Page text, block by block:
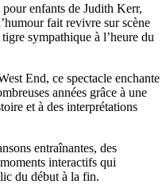
enfants de Judith Kerr,
fait revivre sur scène
sympathique à l’heure du
End, ce spectacle enchante
années grâce à une
et à des interprétations
entraînantes, des
interactifs qui
du début à la fin.